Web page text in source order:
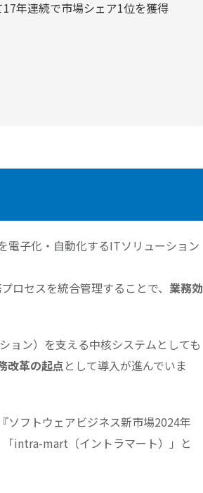
年連続で市場シェア1位を獲得
電子化・自動化するITソリューション
ロセスを統合管理することで、 業務効
ョン）を支える中核システムとしても
改革の起点として導入が進んでいま
ソフトウェアビジネス新市場2024年
intra-mart（イントラマート）」と